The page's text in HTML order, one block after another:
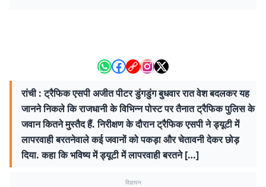
रांची : ट्रैफिक एसपी अजीत पीटर डुंगडुंग बुधवार रात वेश बदलकर यह
जानने निकले कि राजधानी के विभिन्न पोस्ट पर तैनात ट्रैफिक पुलिस के
जवान कितने मुस्तैद हैं. निरीक्षण के दौरान ट्रैफिक एसपी ने ड्यूटी में
लापरवाही बरतनेवाले कई जवानों को पकड़ा और चेतावनी देकर छोड़
दिया. कहा कि भविष्य में ड्यूटी में लापरवाही बरतने […]
विज्ञापन